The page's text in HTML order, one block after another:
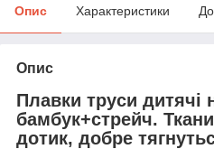
Опис Характеристики
Опис
Плавки труси дитячі
бамбук+стрейч.
дотик, добре